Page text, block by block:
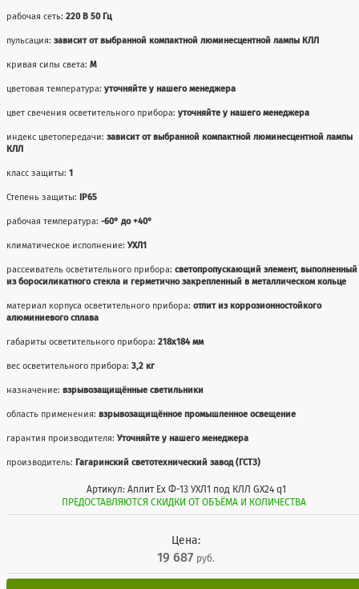
рабочая сеть:220 В 50 Гц
пульсация:зависит от выбранной компактной люминесцентной лампы КЛЛ
кривая силы света:М
цветовая температура:уточняйте у нашего менеджера
цвет свечения осветительного прибора:уточняйте у нашего менеджера
индекс цветопередачи:зависит от выбранной компактной люминесцентной лампы
КЛЛ
класс защиты:1
Степень защиты: IP65
рабочая температура:-60° до +40°
климатическое исполнение:УХЛ1
рассеиватель осветительного прибора:светопропускающий элемент, выполненный
из боросиликатного стекла и герметично закрепленный в металлическом кольце
материал корпуса осветительного прибора:отлит из коррозионностойкого
алюминиевого сплава
габариты осветительного прибора:218x184 мм
вес осветительного прибора:3,2 кг
назначение:взрывозащищённые светильники
область применения:взрывозащищённое промышленное освещение
гарантия производителя:Уточняйте у нашего менеджера
производитель: Гагаринский светотехнический завод (ГСТЗ)
Артикул: Аплит Ех Ф-13 УХЛ1 под КЛЛ GX24 q1
ПРЕДОСТАВЛЯЮТСЯ СКИДКИ ОТ ОБЪЁМА И КОЛИЧЕСТВА
Цена:
19 687 руб.